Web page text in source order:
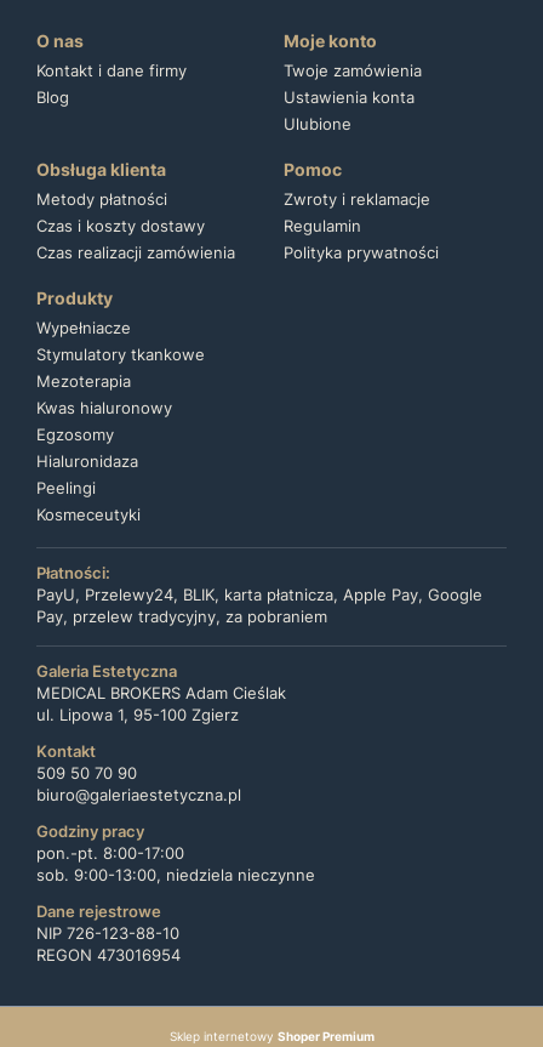
O nas
Kontakt i dane firmy
Blog
Moje konto
Twoje zamówienia
Ustawienia konta
Ulubione
Obsługa klienta
Metody płatności
Czas i koszty dostawy
Czas realizacji zamówienia
Pomoc
Zwroty i reklamacje
Regulamin
Polityka prywatności
Produkty
Wypełniacze
Stymulatory tkankowe
Mezoterapia
Kwas hialuronowy
Egzosomy
Hialuronidaza
Peelingi
Kosmeceutyki
Płatności:
PayU, Przelewy24, BLIK, karta płatnicza, Apple Pay, Google
Pay, przelew tradycyjny, za pobraniem
Galeria Estetyczna
MEDICAL BROKERS Adam Cieślak
ul. Lipowa 1, 95-100 Zgierz
Kontakt
509 50 70 90
biuro@galeriaestetyczna.pl
Godziny pracy
pon.-pt. 8:00-17:00
sob. 9:00-13:00, niedziela nieczynne
Dane rejestrowe
NIP 726-123-88-10
REGON 473016954
Sklep internetowy Shoper Premium